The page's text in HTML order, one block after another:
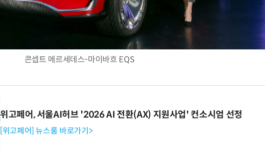
콘셉트 메르세데스-마이바흐 EQS
위고페어, 서울AI허브 '2026 AI 전환(AX) 지원사업' 컨소시엄 선정
[위고페어] 뉴스룸 바로가기>